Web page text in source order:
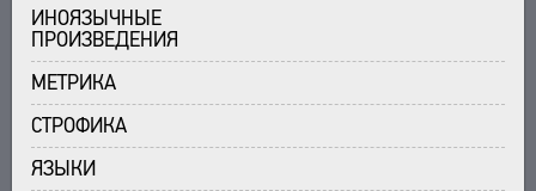
ИНОЯЗЫЧНЫЕ
ПРОИЗВЕДЕНИЯ
МЕТРИКА
СТРОФИКА
ЯЗЫКИ